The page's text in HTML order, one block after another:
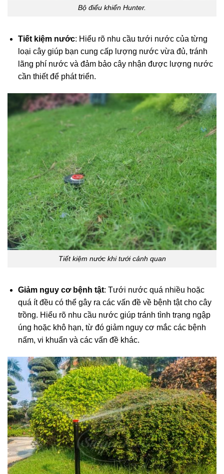
Bộ điểu khiển Hunter.
Tiết kiệm nước: Hiểu rõ nhu cầu tưới nước của từng
loại cây giúp bạn cung cấp lượng nước vừa đủ, tránh
lãng phí nước và đảm bảo cây nhận được lượng nước
cần thiết để phát triển.
Tiết kiệm nước khi tưới cảnh quan
Giảm nguy cơ bệnh tật: Tưới nước quá nhiều hoặc
quá ít đều có thể gây ra các vấn đề về bệnh tật cho cây
trồng. Hiểu rõ nhu cầu nước giúp tránh tình trạng ngập
úng hoặc khô hạn, từ đó giảm nguy cơ mắc các bệnh
nấm, vi khuẩn và các vấn đề khác.